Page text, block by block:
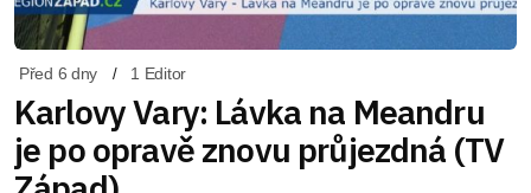
Před 6 dny 1 Editor
Karlovy Vary: Lávka na Meandru
je po opravě znovu průjezdná (TV